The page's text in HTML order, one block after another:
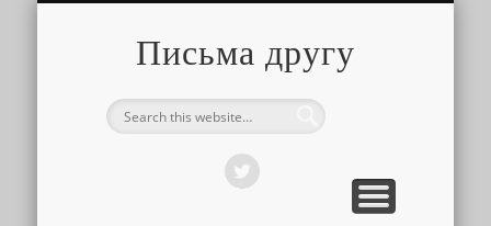
Письма другу